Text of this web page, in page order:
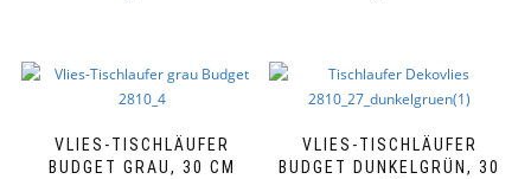
VLIES-TISCHLÄUFER
BUDGET GRAU, 30 CM
VLIES-TISCHLÄUFER
BUDGET DUNKELGRÜN, 30